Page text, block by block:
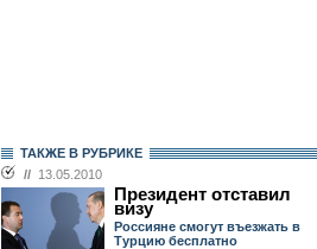
ТАКЖЕ В РУБРИКЕ
// 13.05.2010
Президент отставил
визу
Россияне смогут въезжать в
Турцию бесплатно